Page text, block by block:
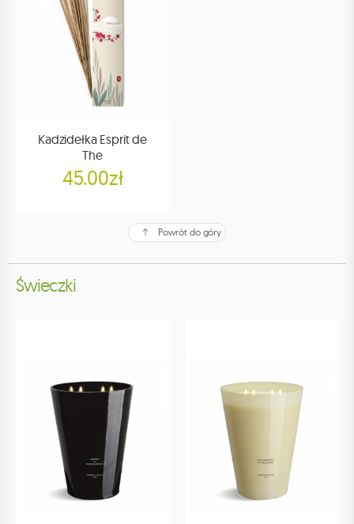
Kadzidełka Esprit de
The
45.00zł
Powrót do góry
Świeczki